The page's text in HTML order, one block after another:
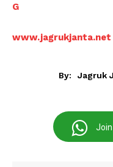
G
www.jagrukjanta.net
By: Jagruk
Join